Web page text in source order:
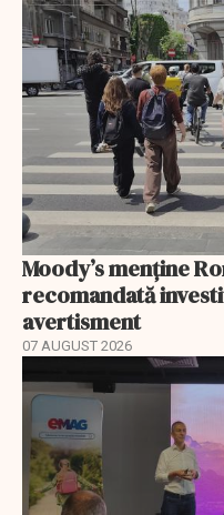
Moody’s menține
recomandată
avertisment
07 AUGUST 2026